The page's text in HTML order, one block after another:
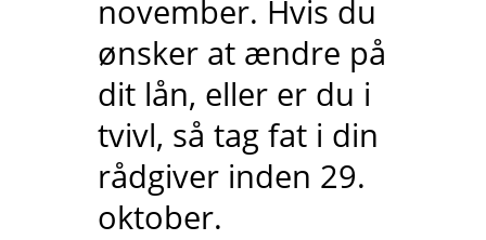
november. Hvis du
ønsker at ændre på
dit lån, eller er du i
tvivl, så tag fat i din
rådgiver inden 29.
oktober.